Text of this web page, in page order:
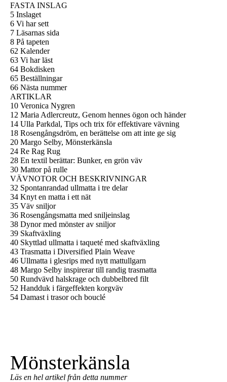
FASTA INSLAG
5 Inslaget
6 Vi har sett
7 Läsarnas sida
8 På tapeten
62 Kalender
63 Vi har läst
64 Bokdisken
65 Beställningar
66 Nästa nummer
ARTIKLAR
10 Veronica Nygren
12 Maria Adlercreutz, Genom hennes ögon och händer
14 Ulla Parkdal, Tips och trix för effektivare vävning
18 Rosengångsdröm, en berättelse om att inte ge sig
20 Margo Selby, Mönsterkänsla
24 Re Rag Rug
28 En textil berättar: Bunker, en grön väv
30 Mattor på rulle
VÄVNOTOR OCH BESKRIVNINGAR
32 Spontanrandad ullmatta i tre delar
34 Knyt en matta i ett nät
35 Väv sniljor
36 Rosengångsmatta med sniljeinslag
38 Dynor med mönster av sniljor
39 Skaftväxling
40 Skyttlad ullmatta i taqueté med skaftväxling
43 Trasmatta i Diversified Plain Weave
46 Ullmatta i glesrips med nytt mattullgarn
48 Margo Selby inspirerar till randig trasmatta
50 Rundvävd halskrage och dubbelbred filt
52 Handduk i färgeffekten korgväv
54 Damast i trasor och bouclé
Mönsterkänsla
Läs en hel artikel från detta nummer